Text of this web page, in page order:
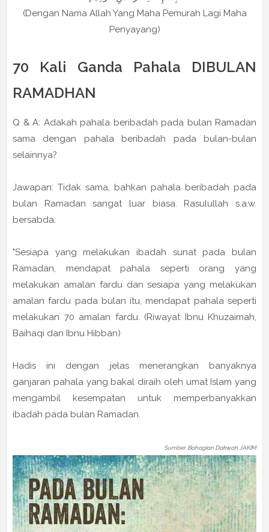
(Dengan Nama Allah Yang Maha Pemurah Lagi Maha
Penyayang)
70 Kali Ganda Pahala DIBULAN
RAMADHAN
Q & A: Adakah pahala beribadah pada bulan Ramadan
sama dengan pahala beribadah pada bulan-bulan
selainnya?
Jawapan: Tidak sama, bahkan pahala beribadah pada
bulan Ramadan sangat luar biasa. Rasulullah s.a.w.
bersabda:
"Sesiapa yang melakukan ibadah sunat pada bulan
Ramadan, mendapat pahala seperti orang yang
melakukan amalan fardu dan sesiapa yang melakukan
amalan fardu pada bulan itu, mendapat pahala seperti
melakukan 70 amalan fardu. (Riwayat Ibnu Khuzaimah,
Baihaqi dan Ibnu Hibban)
Hadis ini dengan jelas menerangkan banyaknya
ganjaran pahala yang bakal diraih oleh umat Islam yang
mengambil kesempatan untuk memperbanyakkan
ibadah pada bulan Ramadan.
Sumber: Bahagian Dakwah JAKIM